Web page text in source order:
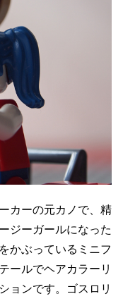
カーの元カノで、精
ジーガールになった
かぶっているミニフ
ールでヘアカラーリ
ョンです。ゴスロリ